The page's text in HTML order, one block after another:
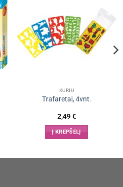
KURIU
Trafaretai, 4vnt.
2,49€
Į KREPŠELĮ